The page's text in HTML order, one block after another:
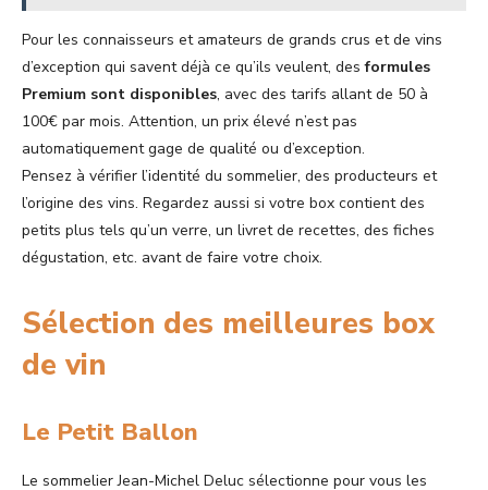
Pour les connaisseurs et amateurs de grands crus et de vins
d’exception qui savent déjà ce qu’ils veulent, desformules
Premium sont disponibles, avec des tarifs allant de 50 à
100€ par mois. Attention, un prix élevé n’est pas
automatiquement gage de qualité ou d’exception.
Pensez à vérifier l’identité du sommelier, des producteurs et
l’origine des vins. Regardez aussi si votre box contient des
petits plus tels qu’un verre, un livret de recettes, des fiches
dégustation, etc. avant de faire votre choix.
Sélection des meilleures box
de vin
Le Petit Ballon
Le sommelier Jean-Michel Deluc sélectionne pour vous les